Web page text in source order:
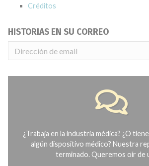
Créditos
HISTORIAS EN SU CORREO
¿Trabaja en la industria médica? ¿O
algún dispositivo médico? Nuestra
terminado. Queremos oír de